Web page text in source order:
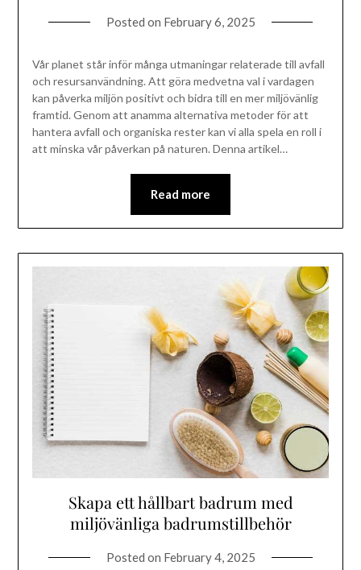
Posted on February 6, 2025
Vår planet står inför många utmaningar relaterade till avfall
och resursanvändning. Att göra medvetna val i vardagen
kan påverka miljön positivt och bidra till en mer miljövänlig
framtid. Genom att anamma alternativa metoder för att
hantera avfall och organiska rester kan vi alla spela en roll i
att minska vår påverkan på naturen. Denna artikel…
Read more
Skapa ett hållbart badrum med
miljövänliga badrumstillbehör
Posted on February 4, 2025